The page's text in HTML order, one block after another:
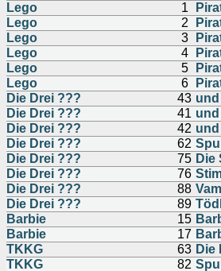
Lego
1
Lego
2
Lego
3
Lego
4
Lego
5
Lego
6
Die Drei ???
43
Die Drei ???
41
Die Drei ???
42
Die Drei ???
62
Die Drei ???
75 Die
Die Drei ???
76
Die Drei ???
88
Die Drei ???
89
Barbie
15
Barbie
17
TKKG
63 Die
TKKG
82